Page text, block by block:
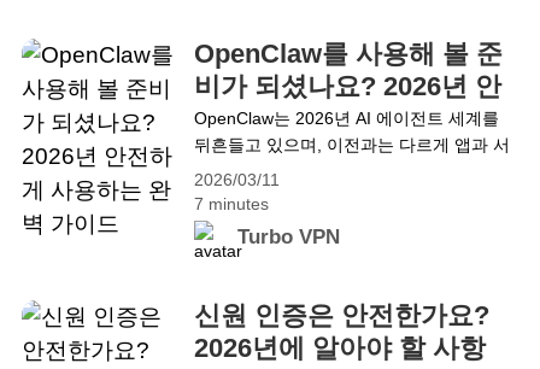
에게 서비스 차단 또는 속도 제한을 적용해
야 한다. 이는 사용자가 기존의 글로벌 VPN
모드를 사용해 주요 애플리케이션에&hellip;
Continue reading VPN 속도 제한을 멈춰
라: Turbo VPN 분할 터널링으로 끊김 없는
앱 사용
2026/03/11
7 minutes
Turbo VPN
OpenClaw를 사용해 볼 준
비가 되셨나요? 2026년 안
전하게 사용하는 완벽 가이
드
OpenClaw는 2026년 AI 에이전트 세계를
뒤흔들고 있으며, 이전과는 다르게 앱과 서
비스 전반의 작업을 자동화합니다. 하지만
강력한 자동화는 데이터와 개인정보에 대한
위험을 수반하므로, Turbo VPN과 같은 도
구를 사용하여 온라인 활동을 안전하게 보
엇인가요? OpenClaw(이전 명칭: Moltbot
및 Clawdbot)는 사용자의 커뮤니케이션 채
널에서 작동하는 자체 호스팅 AI 에이전트
신원 인증은 안전한가요?
2026년에 알아야 할 사항